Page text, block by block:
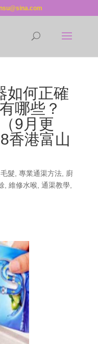
如何正確
哪些？
9月更
香港富山
髮 專業通渠方法, 廚
, 維修水喉, 通渠教學,